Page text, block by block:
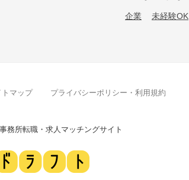
企業 未経験OK
トマップ プライバシーポリシー・利用規約
務所転職・求人マッチングサイト